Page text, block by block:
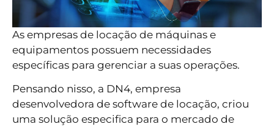
As empresas de locação de máquinas e
equipamentos possuem necessidades
específicas para gerenciar a suas operações.
Pensando nisso, a DN4, empresa
desenvolvedora de software de locação, criou
uma solução especifica para o mercado de